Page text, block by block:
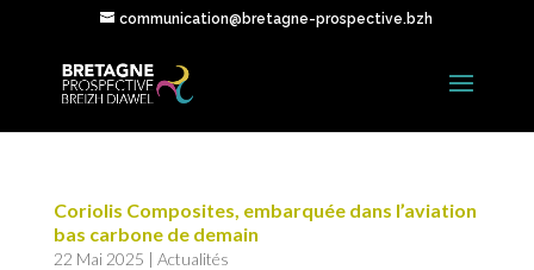
communication@bretagne-prospective.bzh
Coriolis Composites, embarquée dans l’aviation
bas carbone de demain
22 Mai 2025 | Actualités